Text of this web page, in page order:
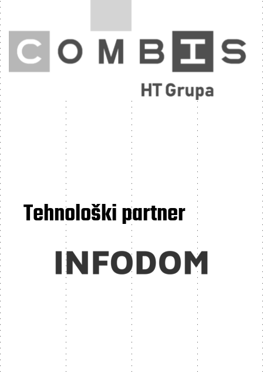
Tehnološki partner